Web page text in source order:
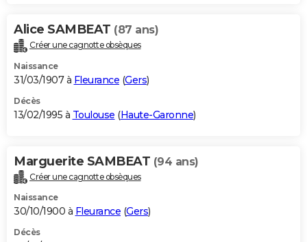
Alice SAMBEAT (87 ans)
Créer une cagnotte obsèques
Naissance
31/03/1907 à Fleurance (Gers)
Décès
13/02/1995 à Toulouse (Haute-Garonne)
Marguerite SAMBEAT (94 ans)
Créer une cagnotte obsèques
Naissance
30/10/1900 à Fleurance (Gers)
Décès